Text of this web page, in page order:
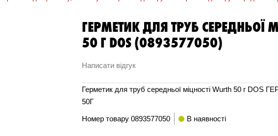
ГЕРМЕТИК ДЛЯ ТРУБ СЕРЕДНЬОЇ
50 Г DOS (0893577050)
Написати відгук
Герметик для труб середньої міцності Wurth 50 г
50Г
Номер товару 0893577050 В наявності